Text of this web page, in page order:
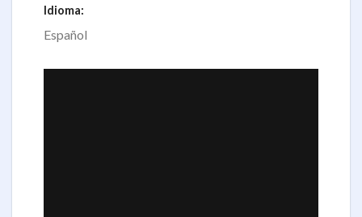
Idioma:
Español